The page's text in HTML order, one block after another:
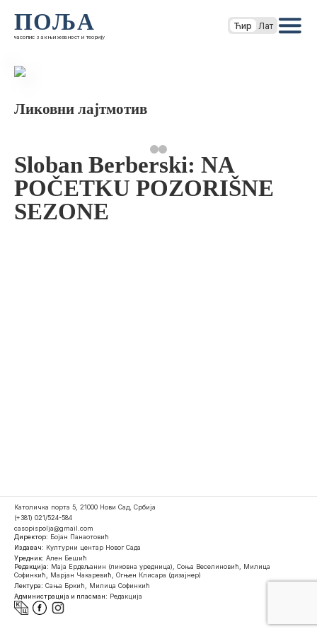
ПОЉА
часопис за књижевност и теорију
Ћир Лат
Ликовни лајтмотив
Sloban Berberski: NA
POČETKU POZORIŠNE
SEZONE
Католичка порта 5, 21000 Нови Сад, Србија
(+381) 021/524-584
casopispolja@gmail.com
Директор: Бојан Панаотовић
Издавач: Културни центар Новог Сада
Уредник: Ален Бешић
Редакција: Маја Ердељанин (ликовна уредница), Соња Веселиновић, Милица
Софинкић, Марјан Чакаревић, Огњен Клисара (дизајнер)
Лектура: Сања Бркић, Милица Софинкић
Администрација и пласман: Редакција